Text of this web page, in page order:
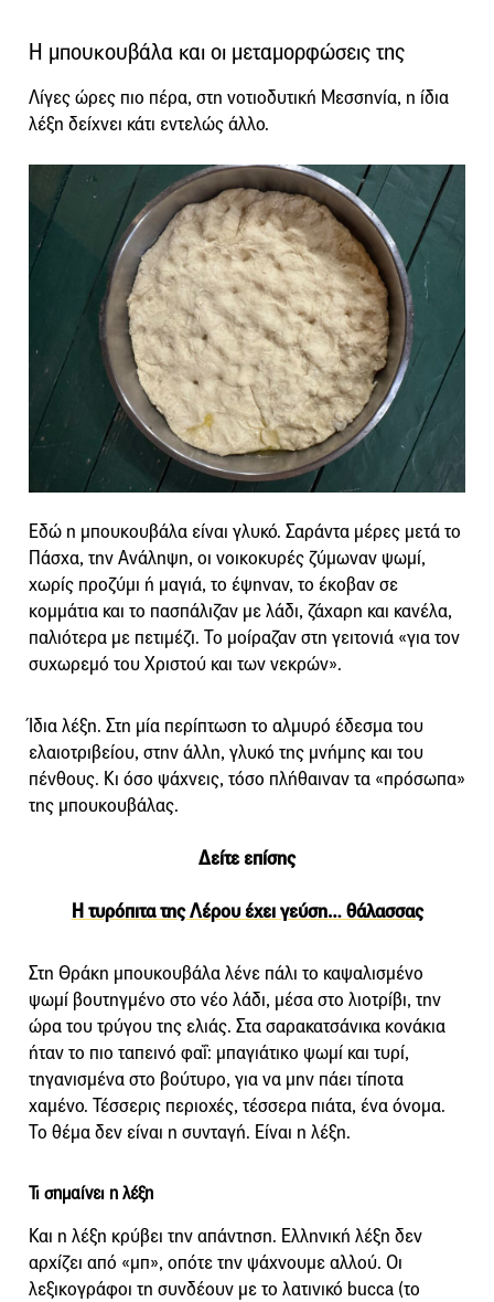
Η μπουκουβάλα και οι μεταμορφώσεις της
Λίγες ώρες πιο πέρα, στη νοτιοδυτική Μεσσηνία, η ίδια
λέξη δείχνει κάτι εντελώς άλλο.
Εδώ η μπουκουβάλα είναι γλυκό. Σαράντα μέρες μετά το
Πάσχα, την Ανάληψη, οι νοικοκυρές ζύμωναν ψωμί,
χωρίς προζύμι ή μαγιά, το έψηναν, το έκοβαν σε
κομμάτια και το πασπάλιζαν με λάδι, ζάχαρη και κανέλα,
παλιότερα με πετιμέζι. Το μοίραζαν στη γειτονιά «για τον
συχωρεμό του Χριστού και των νεκρών».
Ίδια λέξη. Στη μία περίπτωση το αλμυρό έδεσμα του
ελαιοτριβείου, στην άλλη, γλυκό της μνήμης και του
πένθους. Κι όσο ψάχνεις, τόσο πλήθαιναν τα «πρόσωπα»
της μπουκουβάλας.
Δείτε επίσης
Η τυρόπιτα της Λέρου έχει γεύση… θάλασσας
Στη Θράκη μπουκουβάλα λένε πάλι το καψαλισμένο
ψωμί βουτηγμένο στο νέο λάδι, μέσα στο λιοτρίβι, την
ώρα του τρύγου της ελιάς. Στα σαρακατσάνικα κονάκια
ήταν το πιο ταπεινό φαΐ: μπαγιάτικο ψωμί και τυρί,
τηγανισμένα στο βούτυρο, για να μην πάει τίποτα
χαμένο. Τέσσερις περιοχές, τέσσερα πιάτα, ένα όνομα.
Το θέμα δεν είναι η συνταγή. Είναι η λέξη.
Τι σημαίνει η λέξη
Και η λέξη κρύβει την απάντηση. Ελληνική λέξη δεν
αρχίζει από «μπ», οπότε την ψάχνουμε αλλού. Οι
λεξικογράφοι τη συνδέουν με το λατινικό bucca (το